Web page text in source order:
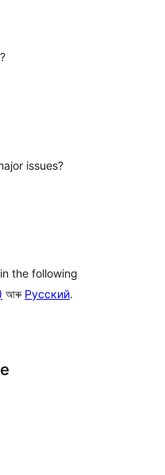
issues?
the following
আৰু Русский.